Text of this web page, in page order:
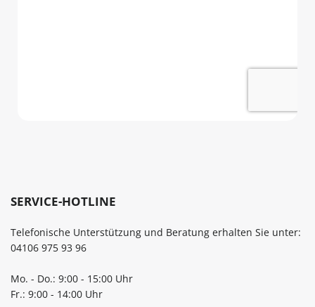
SERVICE-HOTLINE
Telefonische Unterstützung und Beratung erhalten Sie unter:
04106 975 93 96
Mo. - Do.: 9:00 - 15:00 Uhr
Fr.: 9:00 - 14:00 Uhr